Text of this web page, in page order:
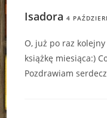
Isadora 4
O, już po raz
książkę miesiąca:)
Pozdrawiam